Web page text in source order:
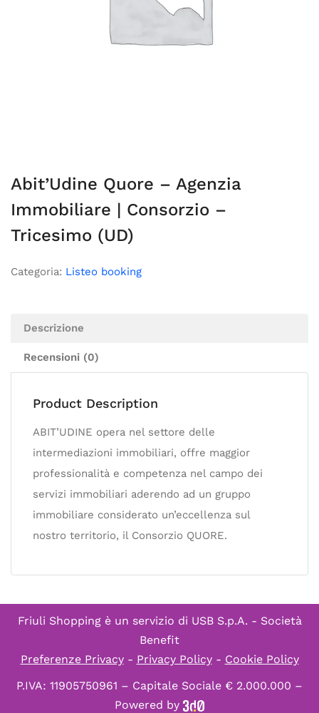
Abit’Udine Quore – Agenzia
Immobiliare | Consorzio –
Tricesimo (UD)
Categoria: Listeo booking
Descrizione
Recensioni (0)
Product Description
ABIT’UDINE opera nel settore delle
intermediazioni immobiliari, offre maggior
professionalità e competenza nel campo dei
servizi immobiliari aderendo ad un gruppo
immobiliare considerato un’eccellenza sul
nostro territorio, il Consorzio QUORE.
Friuli Shopping è un servizio di USB S.p.A. - Società
Benefit
Preferenze Privacy- Privacy Policy- Cookie Policy
P.IVA: 11905750961 – Capitale Sociale € 2.000.000 –
Powered by